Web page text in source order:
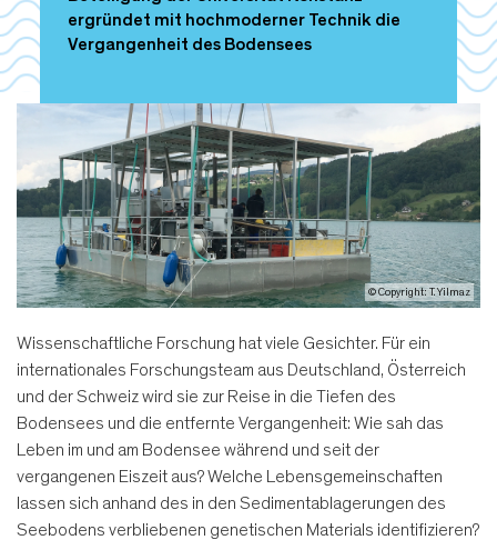
h
l
t
ergründet mit hochmoderner Technik die
Vergangenheit des Bodensees
© Copyright: T. Yilmaz
Wissenschaftliche Forschung hat viele Gesichter. Für ein
internationales Forschungsteam aus Deutschland, Österreich
und der Schweiz wird sie zur Reise in die Tiefen des
Bodensees und die entfernte Vergangenheit: Wie sah das
Leben im und am Bodensee während und seit der
vergangenen Eiszeit aus? Welche Lebensgemeinschaften
lassen sich anhand des in den Sedimentablagerungen des
Seebodens verbliebenen genetischen Materials identifizieren?